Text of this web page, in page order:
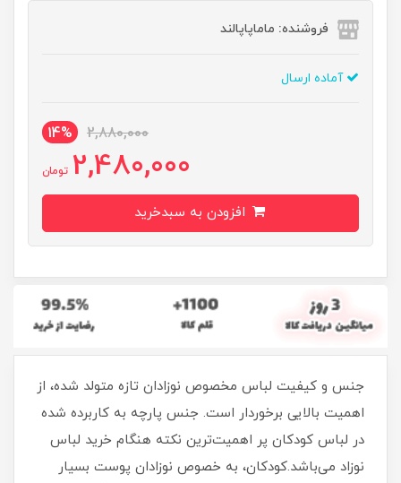
فروشنده: ماماپاپالند
آماده ارسال
2,880,000
14%
2,480,000 تومان
جنس و کیفیت لباس مخصوص نوزادان تازه متولد شده، از
اهمیت بالایی برخوردار است. جنس پارچه به کاربرده شده
در لباس کودکان پر اهمیت‌ترین نکته هنگام خرید لباس
نوزاد می‌باشد.کودکان، به خصوص نوزادان پوست بسیار